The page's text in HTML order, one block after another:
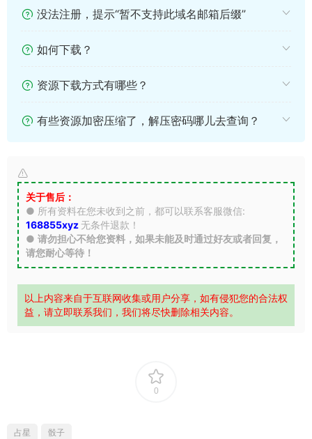
没法注册，提示“暂不支持此域名邮箱后缀”
如何下载？
资源下载方式有哪些？
有些资源加密压缩了，解压密码哪儿去查询？
关于售后：
● 所有资料在您未收到之前，都可以联系客服微信:
168855xyz 无条件退款！
● 请勿担心不给您资料，如果未能及时通过好友或者回复，
请您耐心等待！
以上内容来自于互联网收集或用户分享，如有侵犯您的合法权
益，请立即联系我们，我们将尽快删除相关内容。
0
占星 骰子